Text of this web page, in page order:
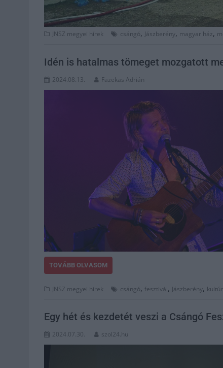
JNSZ megyei hírek csángó, Jászberény, magyar ház,
Idén is hatalmas tömeget mozgatott
2024.08.13. Fazekas Adrián
TOVÁBB OLVASOM
JNSZ megyei hírek csángó, fesztivál, Jászberény,
Egy hét és kezdetét veszi a Csángó
2024.07.30. szol24.hu